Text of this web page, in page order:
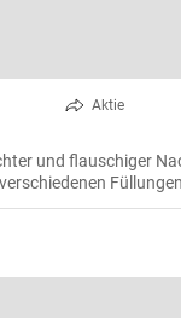
Aktie
und flauschiger